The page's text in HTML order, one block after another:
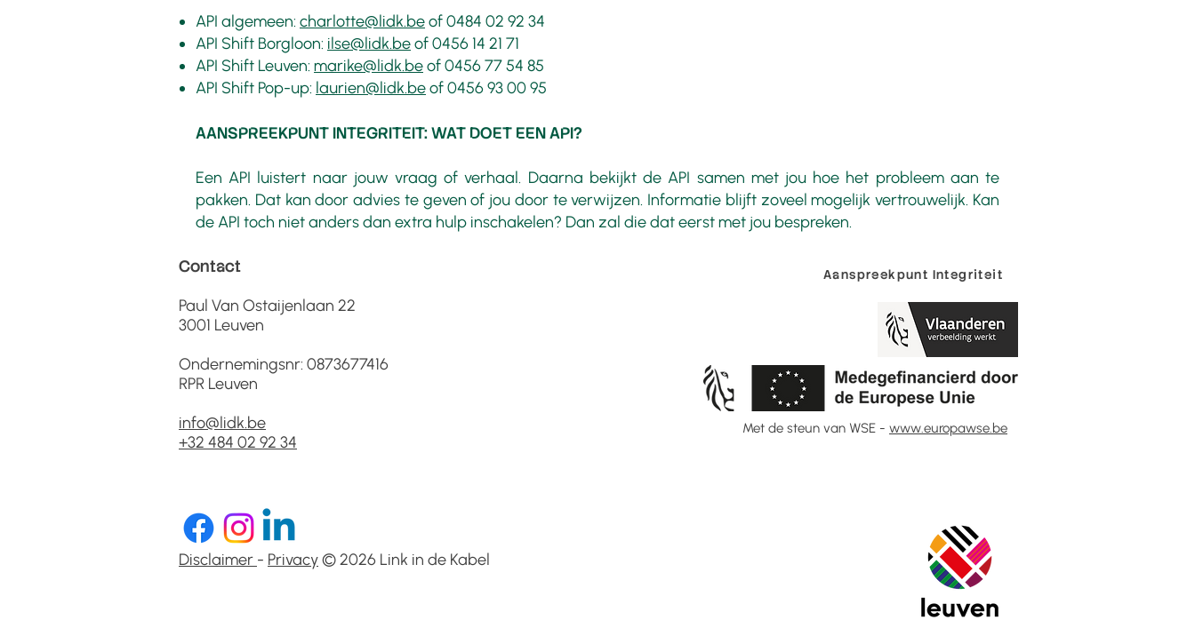
API algemeen: charlotte@lidk.beof 0484 02 92 34
API Shift Borgloon: ilse@lidk.beof0456 14 21 71
API Shift Leuven: marike@lidk.beof0456 77 54 85
API Shift Pop-up: laurien@lidk.beof0456 93 00 95
AANSPREEKPUNT INTEGRITEIT: WAT DOET EEN API?
Een API luistert naar jouw vraag of verhaal. Daarna bekijkt de API samen met jou hoe het probleem aan te
pakken. Dat kan door advies te geven of jou door te verwijzen. Informatie blijft zoveel mogelijk vertrouwelijk. Kan
de API toch niet anders dan extra hulp inschakelen? Dan zal die dat eerst met jou bespreken.
Contact
Paul Van Ostaijenlaan 22
3001 Leuven
Ondernemingsnr: 0873677416
RPR Leuven
info@lidk.be
+32 484 02 92 34​
Disclaimer - Privacy© 2026 Link in de Kabel
Aanspreekpunt Integriteit
Met de steun van WSE - www.europawse.be